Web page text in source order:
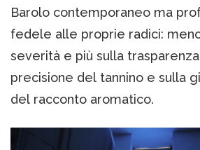
Barolo contemporaneo ma
fedele alle proprie radici:
severità e più sulla
precisione del tannino e sulla
del racconto aromatico.